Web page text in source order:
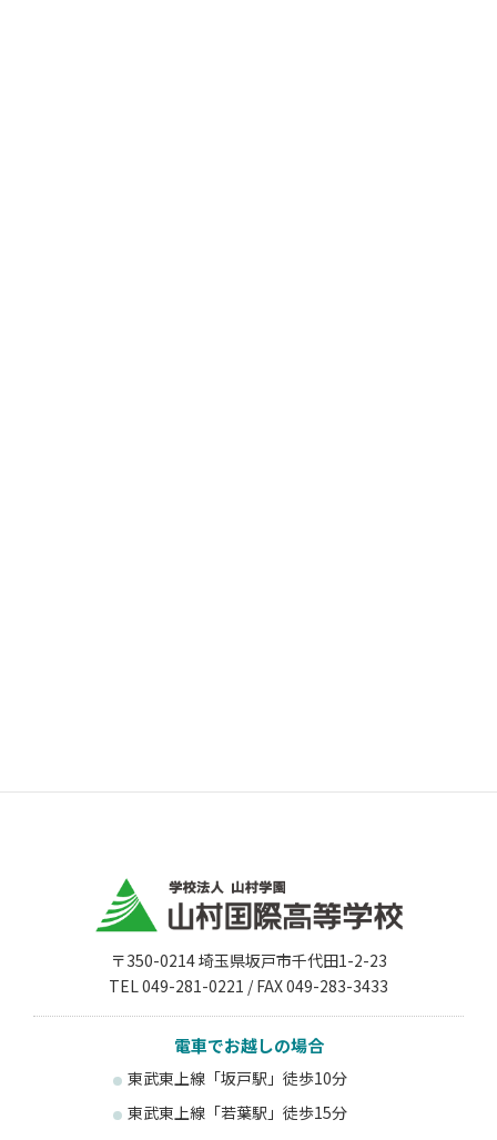
〒350-0214 埼玉県坂戸市千代田1-2-23
TEL 049-281-0221 / FAX 049-283-3433
電車でお越しの場合
東武東上線「坂戸駅」徒歩10分
東武東上線「若葉駅」徒歩15分